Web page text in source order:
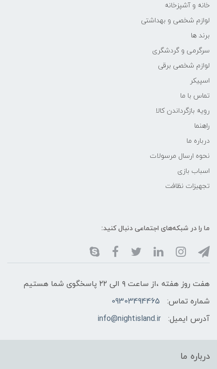
خانه و آشپزخانه
لوازم شخصی و بهداشتی
برند ها
سرگرمی و گردشگری
لوازم شخصی برقی
اسپیکر
تماس با ما
رویه بازگرداندن کالا
راهنما
درباره ما
نحوه ارسال مرسولات
اسباب بازی
تجهیزات نظافت
ما را در شبکه‌های اجتماعی دنبال کنید:
هفت روز هفته ،از ساعت ۹ الی ۲۲ پاسخگوی شما هستیم
شماره تماس:
09303494465
آدرس ایمیل:
info@nightisland.ir
درباره ما